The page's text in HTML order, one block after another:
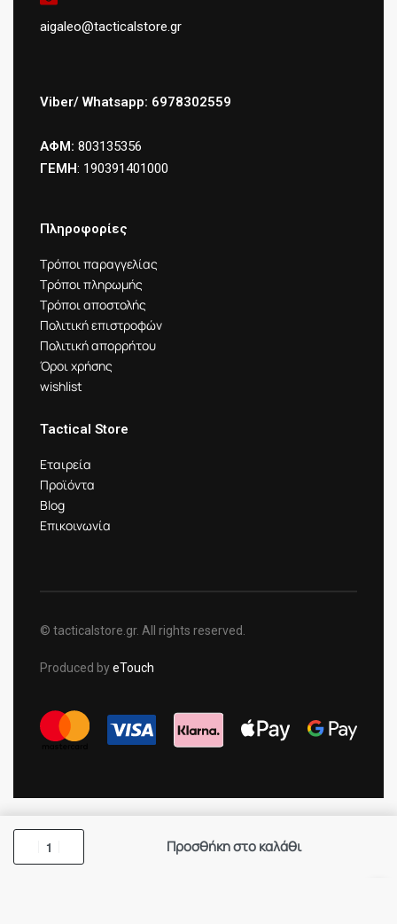
aigaleo@tacticalstore.gr
Viber/ Whatsapp: 6978302559
ΑΦΜ: 803135356
ΓΕΜΗ: 190391401000
Πληροφορίες
Τρόποι παραγγελίας
Τρόποι πληρωμής
Τρόποι αποστολής
Πολιτική επιστροφών
Πολιτική απορρήτου
Όροι χρήσης
wishlist
Tactical Store
Εταιρεία
Προϊόντα
Blog
Επικοινωνία
© tacticalstore.gr. All rights reserved.
Produced byeTouch
Προσθήκη στο καλάθι